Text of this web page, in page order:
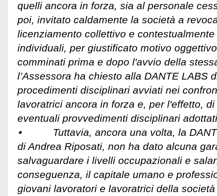
quelli ancora in forza, sia al personale
poi, invitato caldamente la società a
licenziamento collettivo e
individuali, per giustificato motivo
comminati prima e dopo l'avvio della
l’Assessora ha chiesto alla DANTE LABS
procedimenti disciplinari avviati nei
lavoratrici ancora in forza e, per l'effetto,
eventuali provvedimenti disciplinari
⦁ Tuttavia, ancora una volta, la
di Andrea Riposati, non ha dato alcuna
salvaguardare i livelli occupazionali e
conseguenza, il capitale umano e
giovani lavoratori e lavoratrici della